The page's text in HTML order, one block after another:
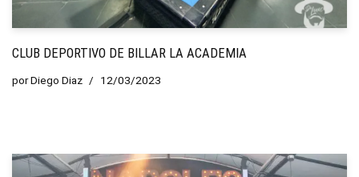
CLUB DEPORTIVO DE BILLAR LA ACADEMIA
porDiego Diaz 12/03/2023